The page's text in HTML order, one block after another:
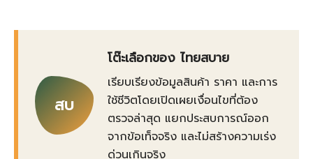
สบ
โต๊ะเลือกของ ไทยสบาย
เรียบเรียงข้อมูลสินค้า ราคา และการ
ใช้ชีวิตโดยเปิดเผยเงื่อนไขที่ต้อง
ตรวจล่าสุด แยกประสบการณ์ออก
จากข้อเท็จจริง และไม่สร้างความเร่ง
ด่วนเกินจริง